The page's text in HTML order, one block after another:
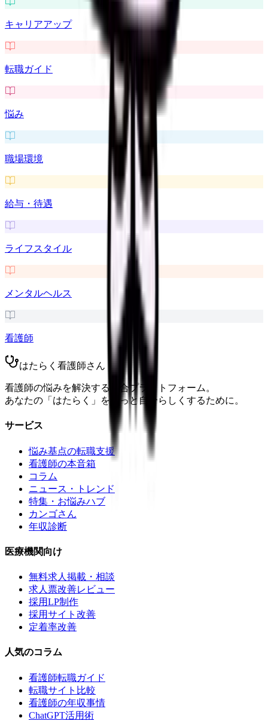
キャリアアップ
転職ガイド
悩み
職場環境
給与・待遇
ライフスタイル
メンタルヘルス
看護師
はたらく看護師さん
看護師の悩みを解決する総合プラットフォーム。
あなたの「はたらく」をもっと自分らしくするために。
サービス
悩み基点の転職支援
看護師の本音箱
コラム
ニュース・トレンド
特集・お悩みハブ
カンゴさん
年収診断
医療機関向け
無料求人掲載・相談
求人票改善レビュー
採用LP制作
採用サイト改善
定着率改善
人気のコラム
看護師転職ガイド
転職サイト比較
看護師の年収事情
ChatGPT活用術